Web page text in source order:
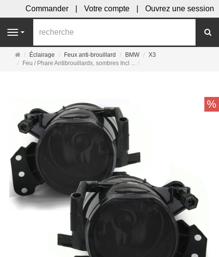
Commander Votre compte Ouvrez une session
Navigation
Page
d'accueil
Éclairage Feux anti-brouillard BMW
X3
Feu / Phare Antibrouillards, sombres Incl ...
%